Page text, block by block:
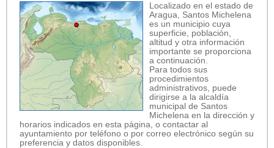
Localizado en el estado de
Aragua, Santos Michelena
es un municipio cuya
superficie, población,
altitud y otra información
importante se proporciona
a continuación.
Para todos sus
procedimientos
administrativos, puede
dirigirse a la alcaldía
municipal de Santos
Michelena en la dirección y
horarios indicados en esta página, o contactar al
ayuntamiento por teléfono o por correo electrónico según su
preferencia y datos disponibles.